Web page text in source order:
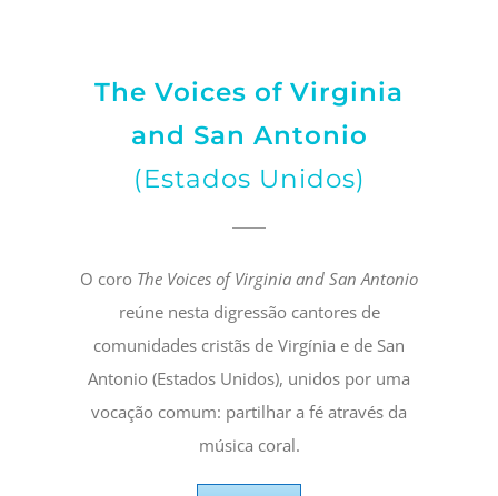
The Voices of Virginia
and San Antonio
(Estados Unidos)
O coro The Voices of Virginia and San Antonio
reúne nesta digressão cantores de
comunidades cristãs de Virgínia e de San
Antonio (Estados Unidos), unidos por uma
vocação comum: partilhar a fé através da
música coral.